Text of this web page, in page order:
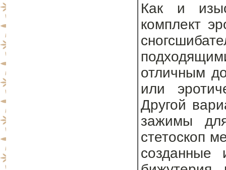
Как и
комплект
отличным
или
Другой
зажимы
стетоскоп
созданные